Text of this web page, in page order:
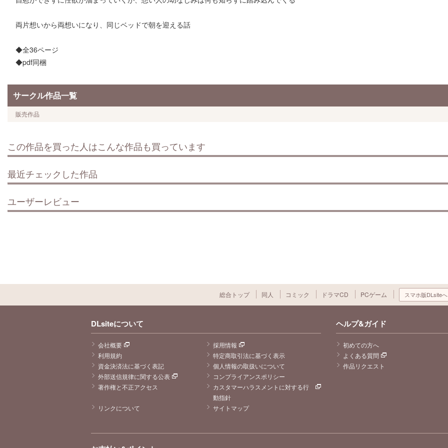
両片想いから両想いになり、同じベッドで朝を迎える話
◆全36ページ
◆pdf同梱
サークル作品一覧
販売作品
この作品を買った人はこんな作品も買っています
最近チェックした作品
ユーザーレビュー
総合トップ 同人 コミック ドラマCD PCゲーム スマホ版DLsiteへ
DLsiteについて
会社概要
採用情報
利用規約
特定商取引法に基づく表示
資金決済法に基づく表記
個人情報の取扱いについて
外部送信規律に関する公表
コンプライアンスポリシー
著作権と不正アクセス
カスタマーハラスメントに対する行
動指針
リンクについて
サイトマップ
ヘルプ&ガイド
初めての方へ
よくある質問
作品リクエスト